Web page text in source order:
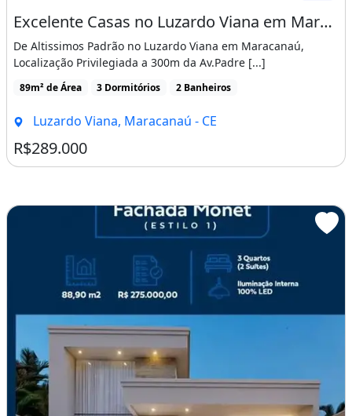
Excelente Casas no Luzardo Viana em Maracanaú, 100 Porcelanato Acabamento Fino!. U0Igch
De Altissimos Padrão no Luzardo Viana em Maracanaú,
Localização Privilegiada a 300m da Av.Padre [...]
89m² de Área 3 Dormitórios 2 Banheiros
Luzardo Viana, Maracanaú - CE
R$289.000